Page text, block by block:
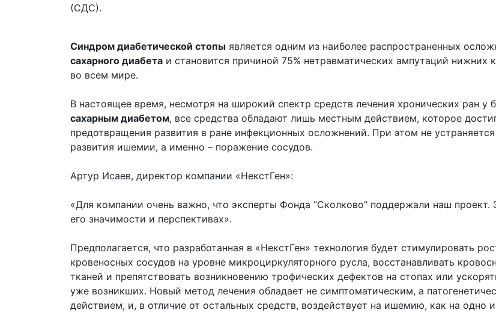
(СДС).
Синдром диабетической стопы является одним из наиболее распространенных
сахарного диабета и становится причиной 75% нетравматических ампутаций нижних
во всем мире.
В настоящее время, несмотря на широкий спектр средств лечения хронических ран у
сахарным диабетом, все средства обладают лишь местным действием, которое
предотвращения развития в ране инфекционных осложнений. При этом не
развития ишемии, а именно – поражение сосудов.
Артур Исаев, директор компании «НекстГен»:
«Для компании очень важно, что эксперты Фонда “Сколково” поддержали наш проект.
его значимости и перспективах».
Предполагается, что разработанная в «НекстГен» технология будет стимулировать
кровеносных сосудов на уровне микроциркуляторного русла, восстанавливать
тканей и препятствовать возникновению трофических дефектов на стопах или
уже возникших. Новый метод лечения обладает не симптоматическим, а
действием, и, в отличие от остальных средств, воздействует на ишемию, как на одно